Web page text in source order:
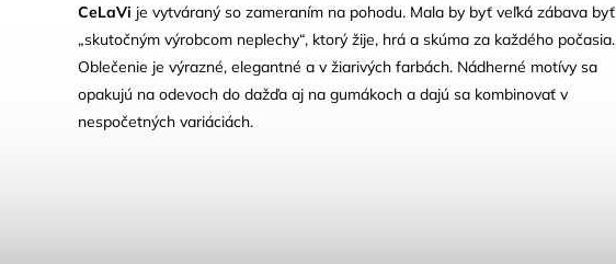
CeLaVi je vytváraný so zameraním na pohodu. Mala by byť veľká zábava byť
„skutočným výrobcom neplechy“, ktorý žije, hrá a skúma za každého počasia.
Oblečenie je výrazné, elegantné a v žiarivých farbách. Nádherné motívy sa
opakujú na odevoch do dažďa aj na gumákoch a dajú sa kombinovať v
nespočetných variáciách.